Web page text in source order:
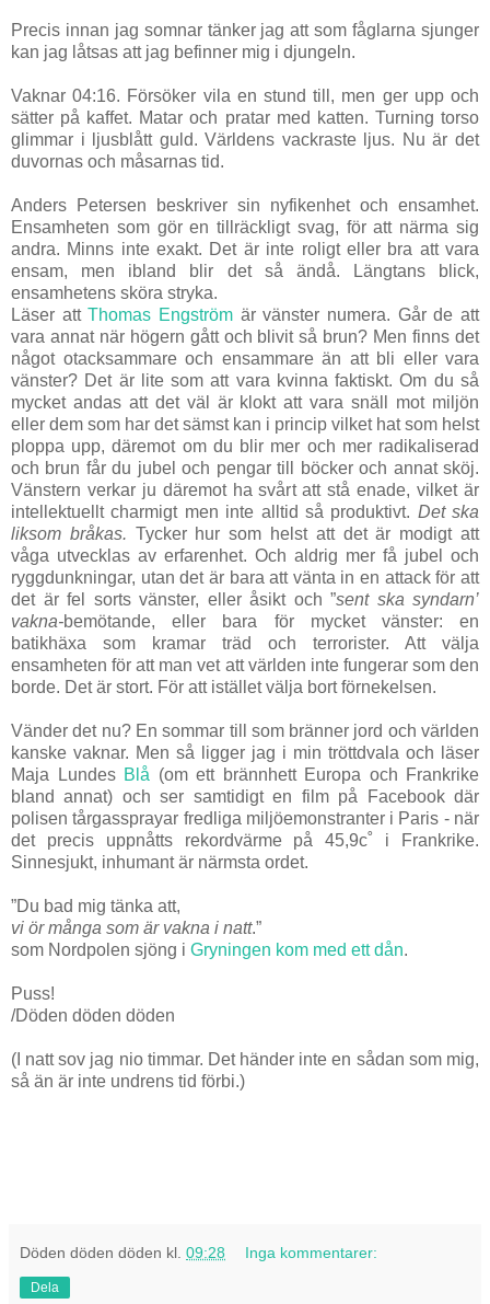
Precis innan jag somnar tänker jag att som fåglarna sjunger
kan jag låtsas att jag befinner mig i djungeln.
Vaknar 04:16. Försöker vila en stund till, men ger upp och
sätter på kaffet. Matar och pratar med katten. Turning torso
glimmar i ljusblått guld. Världens vackraste ljus. Nu är det
duvornas och måsarnas tid.
Anders Petersen beskriver sin nyfikenhet och ensamhet.
Ensamheten som gör en tillräckligt svag, för att närma sig
andra. Minns inte exakt. Det är inte roligt eller bra att vara
ensam, men ibland blir det så ändå. Längtans blick,
ensamhetens sköra stryka.
Läser attThomas Engström är vänster numera. Går de att
vara annat när högern gått och blivit så brun? Men finns det
något otacksammare och ensammare än att bli eller vara
vänster? Det är lite som att vara kvinna faktiskt. Om du så
mycket andas att det väl är klokt att vara snäll mot miljön
eller dem som har det sämst kan i princip vilket hat som helst
ploppa upp, däremot om du blir mer och mer radikaliserad
och brun får du jubel och pengar till böcker och annat sköj.
Vänstern verkar ju däremot ha svårt att stå enade, vilket är
intellektuellt charmigt men inte alltid så produktivt. Det ska
liksom bråkas. Tycker hur som helst att det är modigt att
våga utvecklas av erfarenhet. Och aldrig mer få jubel och
ryggdunkningar, utan det är bara att vänta in en attack för att
det är fel sorts vänster, eller åsikt och ”sent ska syndarn’
vakna-bemötande, eller bara för mycket vänster: en
batikhäxa som kramar träd och terrorister. Att välja
ensamheten för att man vet att världen inte fungerar som den
borde. Det är stort. För att istället välja bort förnekelsen.
Vänder det nu? En sommar till som bränner jord och världen
kanske vaknar. Men så ligger jag i min tröttdvala och läser
Maja Lundes Blå (om ett brännhett Europa och Frankrike
bland annat) och ser samtidigt en film på Facebook där
polisen tårgassprayar fredliga miljöemonstranter i Paris - när
det precis uppnåtts rekordvärme på 45,9c˚ i Frankrike.
Sinnesjukt, inhumant är närmsta ordet.
”Du bad mig tänka att,
vi ör många som är vakna i natt.”
som Nordpolen sjöng i Gryningen kom med ett dån.
Puss!
/Döden döden döden
(I natt sov jag nio timmar. Det händer inte en sådan som mig,
så än är inte undrens tid förbi.)
Döden döden döden kl. 09:28 Inga kommentarer:
Dela